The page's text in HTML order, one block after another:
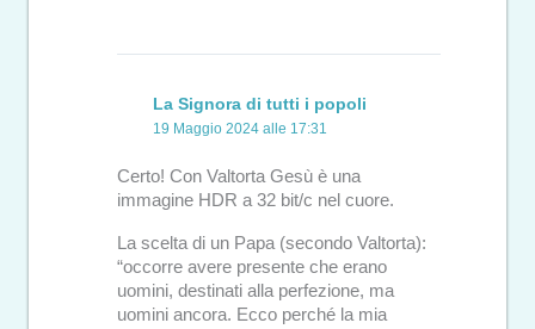
La Signora di tutti i popoli
19 Maggio 2024 alle 17:31
Certo! Con Valtorta Gesù è una
immagine HDR a 32 bit/c nel cuore.
La scelta di un Papa (secondo Valtorta):
“occorre avere presente che erano
uomini, destinati alla perfezione, ma
uomini ancora. Ecco perché la mia